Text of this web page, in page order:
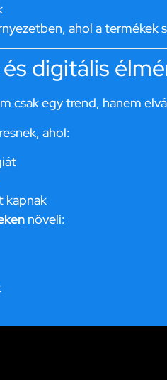
ahol a
digitális
csak egy trend, hanem
ahol:
kapnak
növeli: